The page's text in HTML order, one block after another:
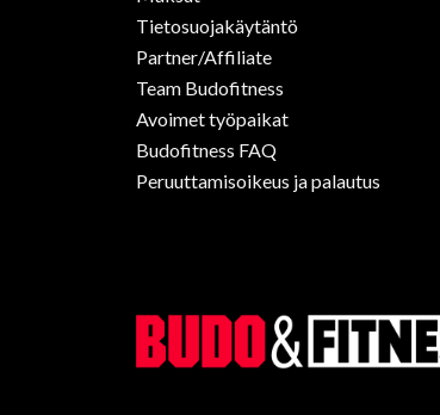
Tietosuojakäytäntö
Partner/Affiliate
Team Budofitness
Avoimet työpaikat
Budofitness FAQ
Peruuttamisoikeus ja palautus